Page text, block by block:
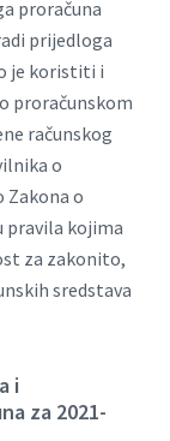
proračuna
prijedloga
je koristiti i
proračunskom
računskog
o
o
pravila kojima
za zakonito,
sredstava
i
za 2021-